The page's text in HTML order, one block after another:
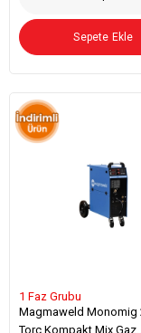
Sepete Ekle
1 Faz Grubu
Magmaweld Monomig
Torç Kompakt Mix Gaz